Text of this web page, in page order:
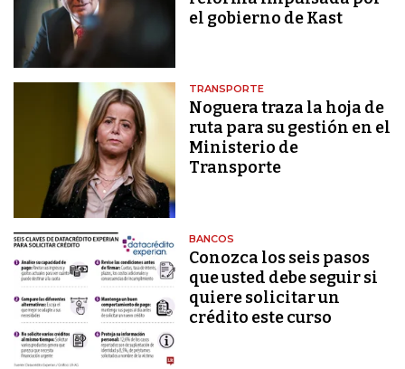
el gobierno de Kast
TRANSPORTE
Noguera traza la hoja de
ruta para su gestión en el
Ministerio de
Transporte
BANCOS
Conozca los seis pasos
que usted debe seguir si
quiere solicitar un
crédito este curso